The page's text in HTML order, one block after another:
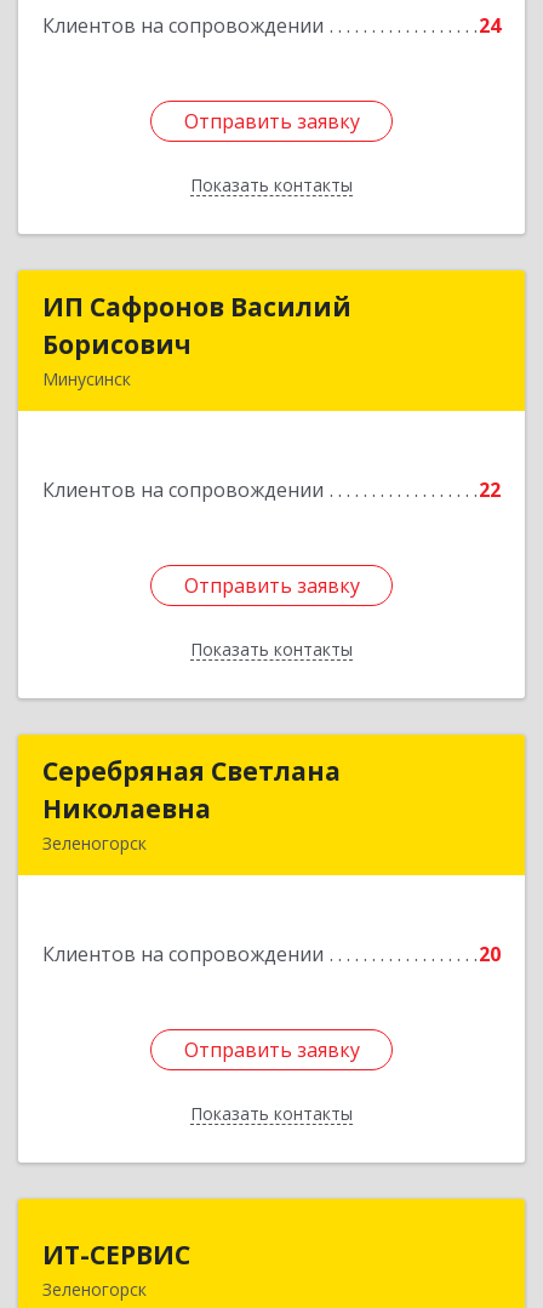
Клиентов на сопровождении 24
Отправить заявку
Показать контакты
Отправить заявку
Назад
ИП Сафронов Василий
Борисович
Минусинск
Клиентов на сопровождении 22
Отправить заявку
Показать контакты
ИП Сафронов Василий
Подробнее
Отправить заявку
Назад
Серебряная Светлана
Николаевна
Зеленогорск
Клиентов на сопровождении 20
Отправить заявку
Показать контакты
Серебряная Светлана
Подробнее
Отправить заявку
Назад
ИТ-СЕРВИС
Зеленогорск663690, Красноярский край, Зеленогорск г,